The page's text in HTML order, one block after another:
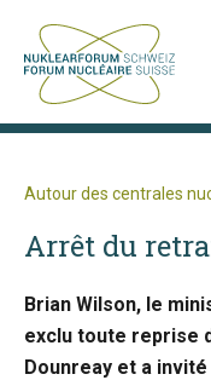
Autour des centrales
Arrêt du
Brian Wilson, le
exclu toute reprise
Dounreay et a